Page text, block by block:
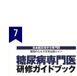
7